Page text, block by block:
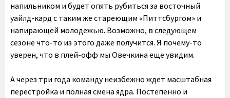
напильником и будет опять рубиться за восточный
уайлд-кард с таким же стареющим «Питтсбургом» и
напирающей молодежью. Возможно, в следующем
сезоне что-то из этого даже получится. Я почему-то
уверен, что в плей-офф мы Овечкина еще увидим.
А через три года команду неизбежно ждет масштабная
перестройка и полная смена ядра. Постепенно и